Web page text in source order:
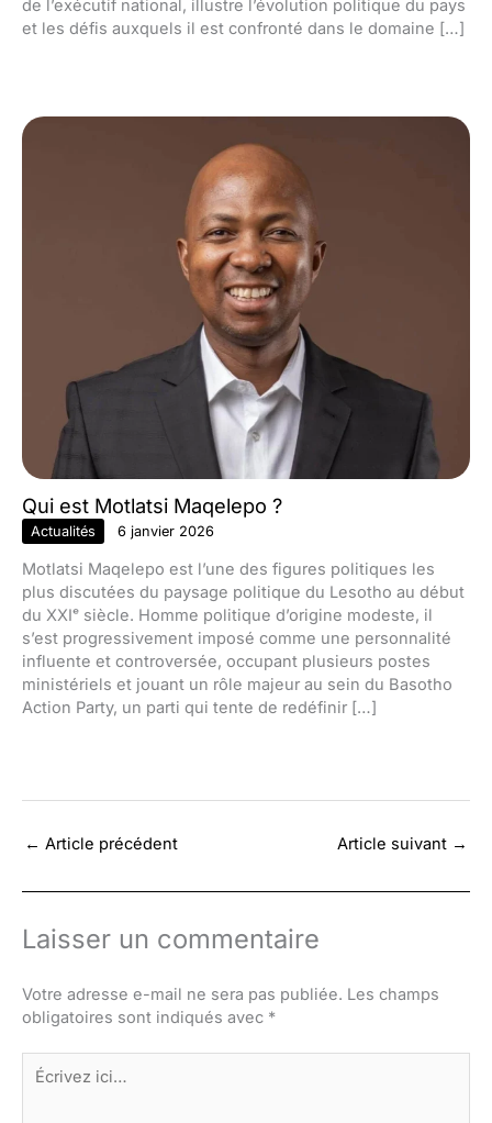
de l’exécutif national, illustre l’évolution politique du pays
et les défis auxquels il est confronté dans le domaine […]
Qui est Motlatsi Maqelepo ?
Actualités 6 janvier 2026
Motlatsi Maqelepo est l’une des figures politiques les
plus discutées du paysage politique du Lesotho au début
du XXIᵉ siècle. Homme politique d’origine modeste, il
s’est progressivement imposé comme une personnalité
influente et controversée, occupant plusieurs postes
ministériels et jouant un rôle majeur au sein du Basotho
Action Party, un parti qui tente de redéfinir […]
← Article précédent Article suivant →
Laisser un commentaire
Votre adresse e-mail ne sera pas publiée. Les champs
obligatoires sont indiqués avec *
Écrivez
ici…